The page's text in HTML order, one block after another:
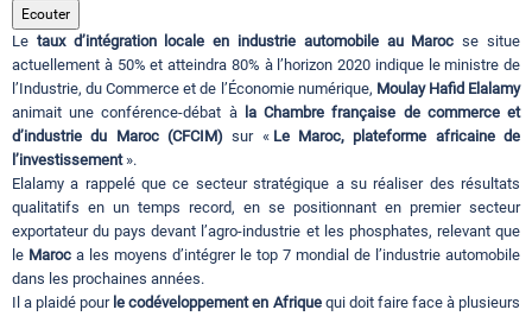
Contact
Ecouter
Le taux d’intégration locale en industrie automobile au Maroc se situe
actuellement à 50% et atteindra 80% à l’horizon 2020 indique le ministre de
l’Industrie, du Commerce et de l’Économie numérique, Moulay Hafid Elalamy
animait une conférence-débat àla Chambre française de commerce et
d’industrie du Maroc (CFCIM)sur « Le Maroc, plateforme africaine de
l’investissement».
Elalamy a rappelé que ce secteur stratégique a su réaliser des résultats
qualitatifs en un temps record, en se positionnant en premier secteur
exportateur du pays devant l’agro-industrie et les phosphates, relevant que
le Maroc a les moyens d’intégrer le top 7 mondial de l’industrie automobile
dans les prochaines années.
Il a plaidé pour le codéveloppement en Afriquequi doit faire face à plusieurs